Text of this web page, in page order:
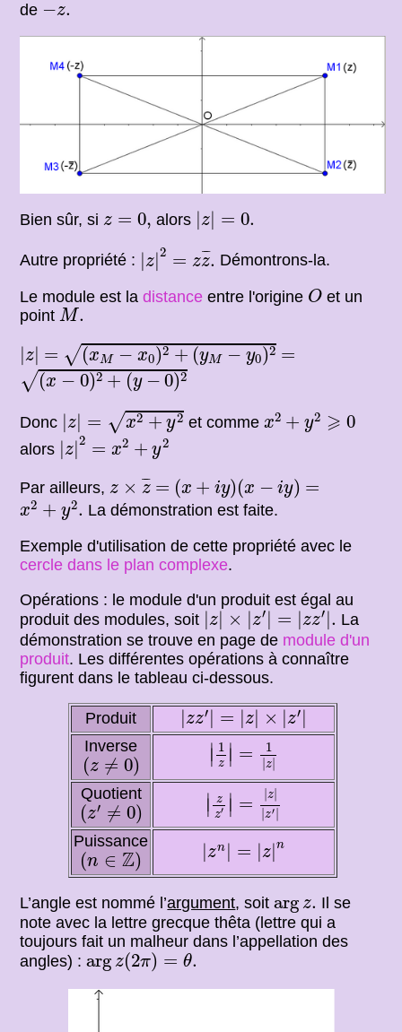
de −z.
z.
Bien sûr, si z = 0,
z , alors |z| = 0.
| | 0.
Autre propriété : |z|2 = z¯¯
z.
| |2 ¯
Démontrons-la.
Le module est ladistance entre l'origine O
O et un
pointM .
M.
|z|
| | =
= √(x M − x0)2 + (yM − y0)2
xM−x0)2+(yM−y0)2
=
=
√(x − 0)2 + (y − 0)2
( x−0)2+(y−0)2
Donc |z = √x2 + y2
| | +y2
et comme x2 + y2 ⩾ 0
2 + 2⩾0
alors |z|2 = x2 + y2
|z |2 2+
Par ailleurs,z × ¯¯
z
¯ =
= (x + iy)(x − iy)
(x i ) x− =
=
x2 + y2.
x 2+y2.
La démonstration est faite.
Exemple d'utilisation de cette propriété avec le
cercle dans le plan complexe.
Opérations : le module d'un produit est égal au
produit des modules, soit |z| × |z′| = |zz′|.
|z |×|z′|=| zz′|.
La
démonstration se trouve en page de module d'un
produit. Les différentes opérations à connaître
figurent dans le tableau ci-dessous.
Produit |zz′ = z| × |z′
|zz′|=|z|×|z′|
Inverse
(z ≠ 0)
(z≠0) ∣∣ 1
z
∣∣ =
1
z|
|1z|=1|z|
Quotient
(z′ ≠ 0)
(z′≠0) ∣∣ z
z′ ∣∣ = z|
|z′
|zz′|=|z||z′|
Puissance
(n ∈ Z)
(n∈Z) |zn = |z |n
| n| |
L’angle est nommé l’argument, soitarg z.
arg z Il se
note avec la lettre grecque thêta (lettre qui a
toujours fait un malheur dans l’appellation des
angles) :arg z(2π) = θ.
argz(2π)=θ.